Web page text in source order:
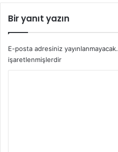
Bir yanıt yazın
E-posta adresiniz yayınlanmayacak.
işaretlenmişlerdir